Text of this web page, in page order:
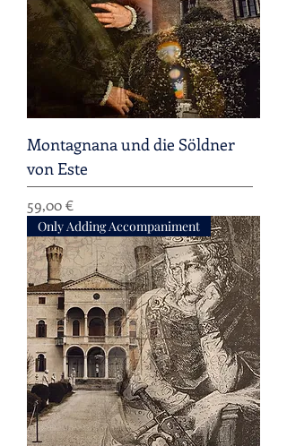
Montagnana und die Söldner
von Este
Preis
59,00 €
Only Adding Accompaniment